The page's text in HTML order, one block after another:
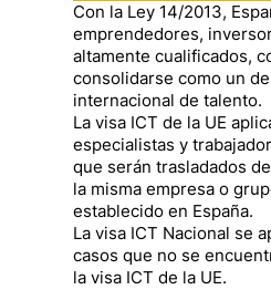
Con la Ley 14/2013,
emprendedores,
altamente cualificados,
consolidarse como un
internacional de talento.
La visa ICT de la UE
especialistas y
que serán trasladados
la misma empresa o
establecido en España.
La visa ICT Nacional se
casos que no se
la visa ICT de la UE.